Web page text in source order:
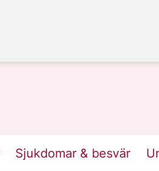
Sjukdomar & besvär